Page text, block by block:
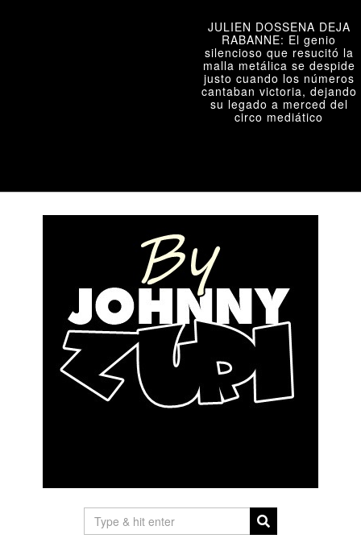
JULIEN DOSSENA DEJA
RABANNE: El genio
silencioso que resucitó la
malla metálica se despide
justo cuando los números
cantaban victoria, dejando
su legado a merced del
circo mediático